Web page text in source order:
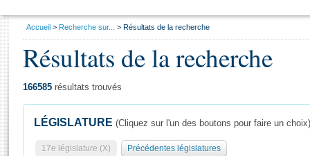
Général
Vous
Accueil Recherche sur... Résultats de la recherche
Résultats de la recherche
166585 résultats trouvés
LÉGISLATURE (Cliquez sur l'un des boutons pour faire un choix)
17e législature (X) Précédentes législatures